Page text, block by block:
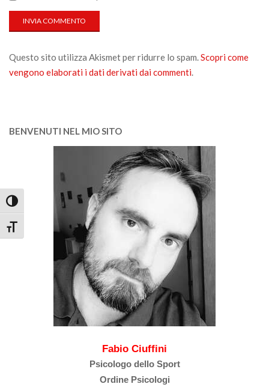
Attiva/disattiva alto contrasto
Attiva/disattiva dimensione testo
Questo sito utilizza Akismet per ridurre lo spam.Scopri come
vengono elaborati i dati derivati dai commenti.
BENVENUTI NEL MIO SITO
Fabio Ciuffini
Psicologo dello Sport
Ordine Psicologi